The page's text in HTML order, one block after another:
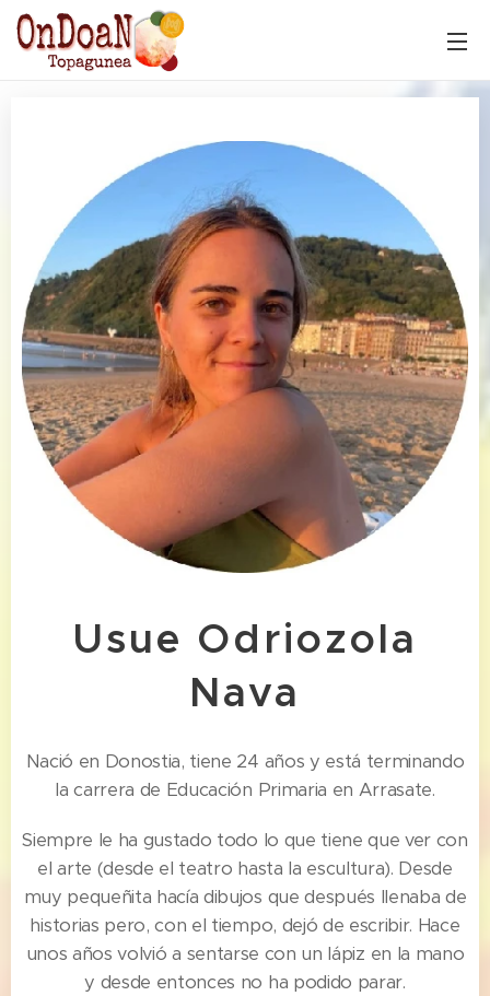
Usue Odriozola
Nava
Nació en Donostia, tiene 24 años y está terminando
la carrera de Educación Primaria en Arrasate.
Siempre le ha gustado todo lo que tiene que ver con
el arte (desde el teatro hasta la escultura). Desde
muy pequeñita hacía dibujos que después llenaba de
historias pero, con el tiempo, dejó de escribir. Hace
unos años volvió a sentarse con un lápiz en la mano
y desde entonces no ha podido parar.